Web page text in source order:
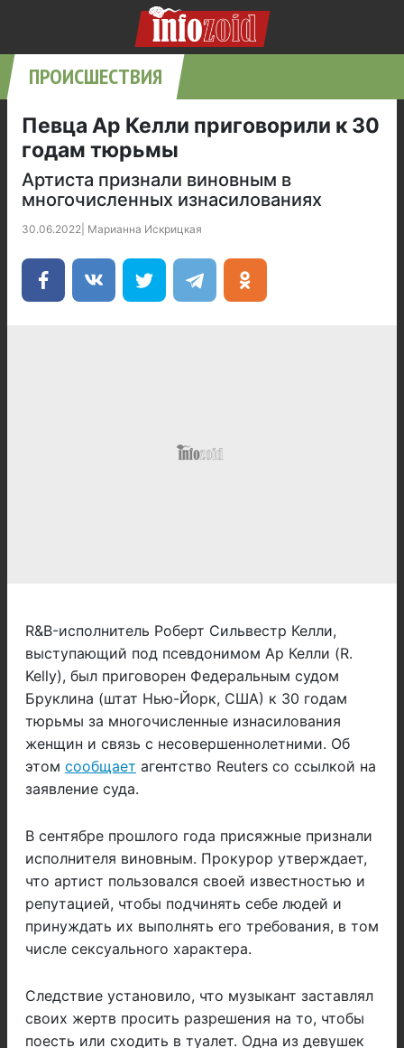
ПРОИСШЕСТВИЯ
Певца Ар Келли приговорили к 30
годам тюрьмы
Артиста признали виновным в
многочисленных изнасилованиях
30.06.2022 Марианна Искрицкая
R&B-исполнитель Роберт Сильвестр Келли,
выступающий под псевдонимом Ар Келли (R.
Kelly), был приговорен Федеральным судом
Бруклина (штат Нью-Йорк, США) к 30 годам
тюрьмы за многочисленные изнасилования
женщин и связь с несовершеннолетними. Об
этом сообщает агентство Reuters со ссылкой на
заявление суда.
В сентябре прошлого года присяжные признали
исполнителя виновным. Прокурор утверждает,
что артист пользовался своей известностью и
репутацией, чтобы подчинять себе людей и
принуждать их выполнять его требования, в том
числе сексуального характера.
Следствие установило, что музыкант заставлял
своих жертв просить разрешения на то, чтобы
поесть или сходить в туалет. Одна из девушек